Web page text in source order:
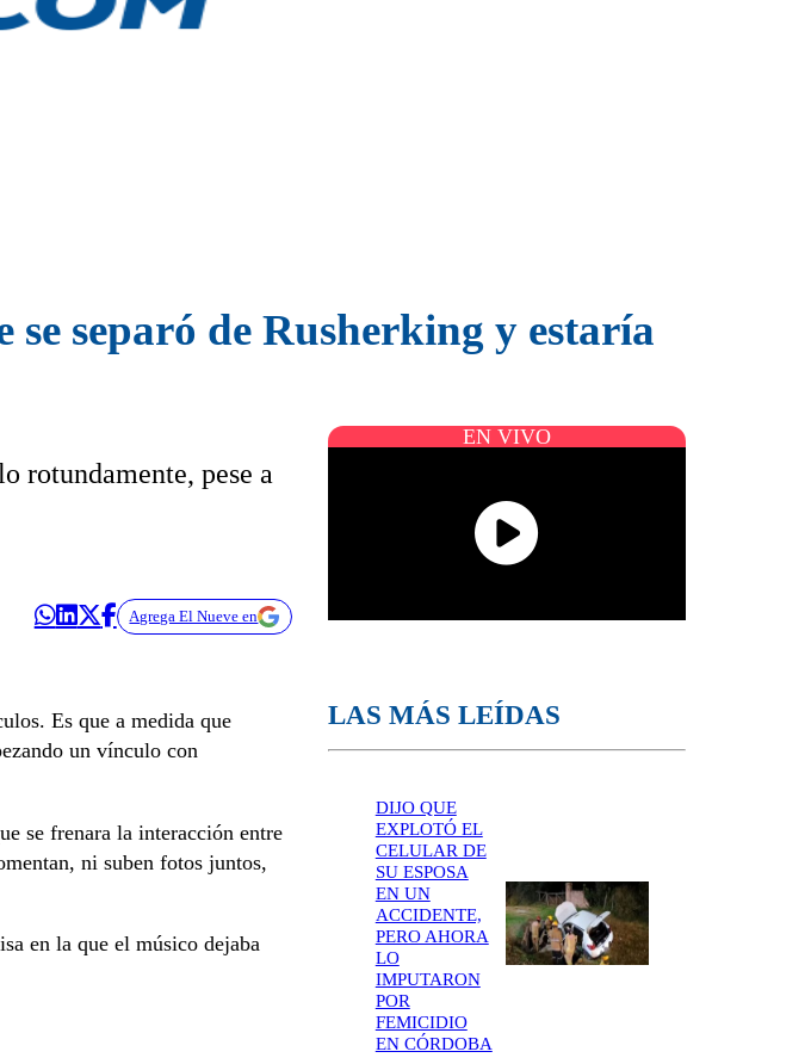
separó de Rusherking y estaría
rotundamente, pese a
Agrega El Nueve en
Es que a medida que
un vínculo con
se frenara la interacción entre
ni suben fotos juntos,
en la que el músico dejaba
EN VIVO
LAS MÁS LEÍDAS
DIJO QUE
EXPLOTÓ EL
CELULAR DE
SU ESPOSA
EN UN
ACCIDENTE,
PERO AHORA
LO
IMPUTARON
POR
FEMICIDIO
EN CÓRDOBA